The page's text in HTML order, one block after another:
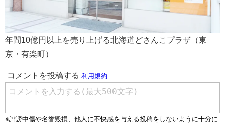
年間10億円以上を売り上げる北海道どさんこプラザ（東
京・有楽町）